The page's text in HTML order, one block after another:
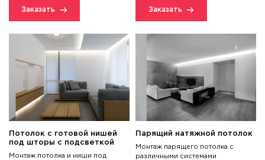
Заказать Заказать
Потолок с готовой нишей
под шторы с подсветкой
Монтаж потолка и ниши под
Парящий натяжной потолок
Монтаж парящего потолка с
различными системами